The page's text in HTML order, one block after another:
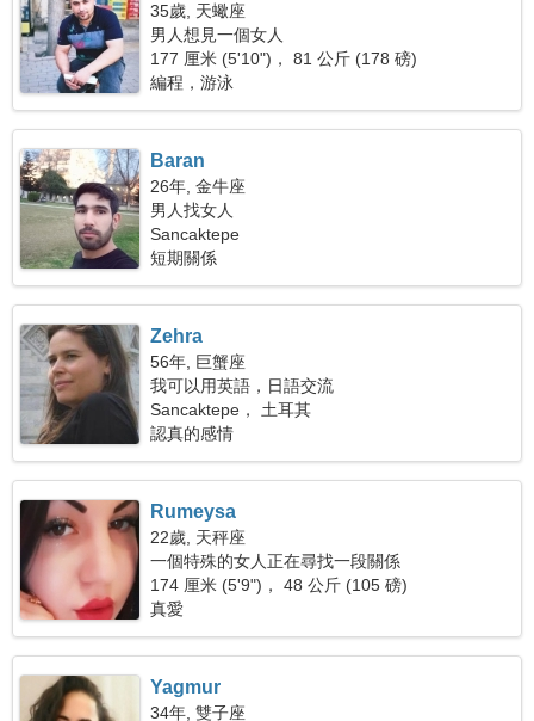
35歲, 天蠍座
男人想見一個女人
177 厘米 (5'10")， 81 公斤 (178 磅)
編程，游泳
Baran
26年, 金牛座
男人找女人
Sancaktepe
短期關係
Zehra
56年, 巨蟹座
我可以用英語，日語交流
Sancaktepe， 土耳其
認真的感情
Rumeysa
22歲, 天秤座
一個特殊的女人正在尋找一段關係
174 厘米 (5'9")， 48 公斤 (105 磅)
真愛
Yagmur
34年, 雙子座